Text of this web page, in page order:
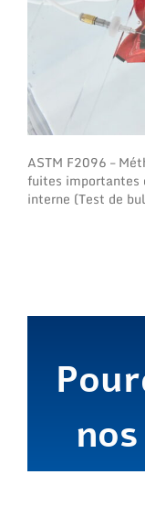
ASTM F2096 –
fuites importantes
interne (Test de